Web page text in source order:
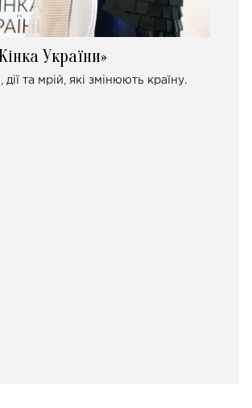
України»
дії та мрій, які змінюють країну.